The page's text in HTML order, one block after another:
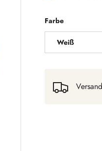
Bild 7 in Galerieansicht laden
Bild 8 in
Farbe
Weiß